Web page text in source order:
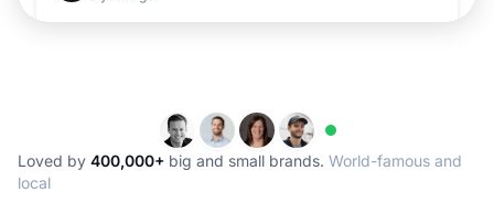
Loved by 400,000+ big and small brands. World-famous and
local